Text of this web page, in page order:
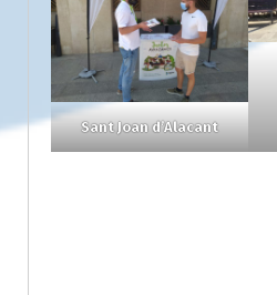
Sant Joan d’Alacant